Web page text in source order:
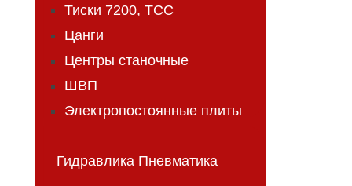
Тиски 7200, ТСС
Цанги
Центры станочные
ШВП
Электропостоянные плиты
Гидравлика Пневматика